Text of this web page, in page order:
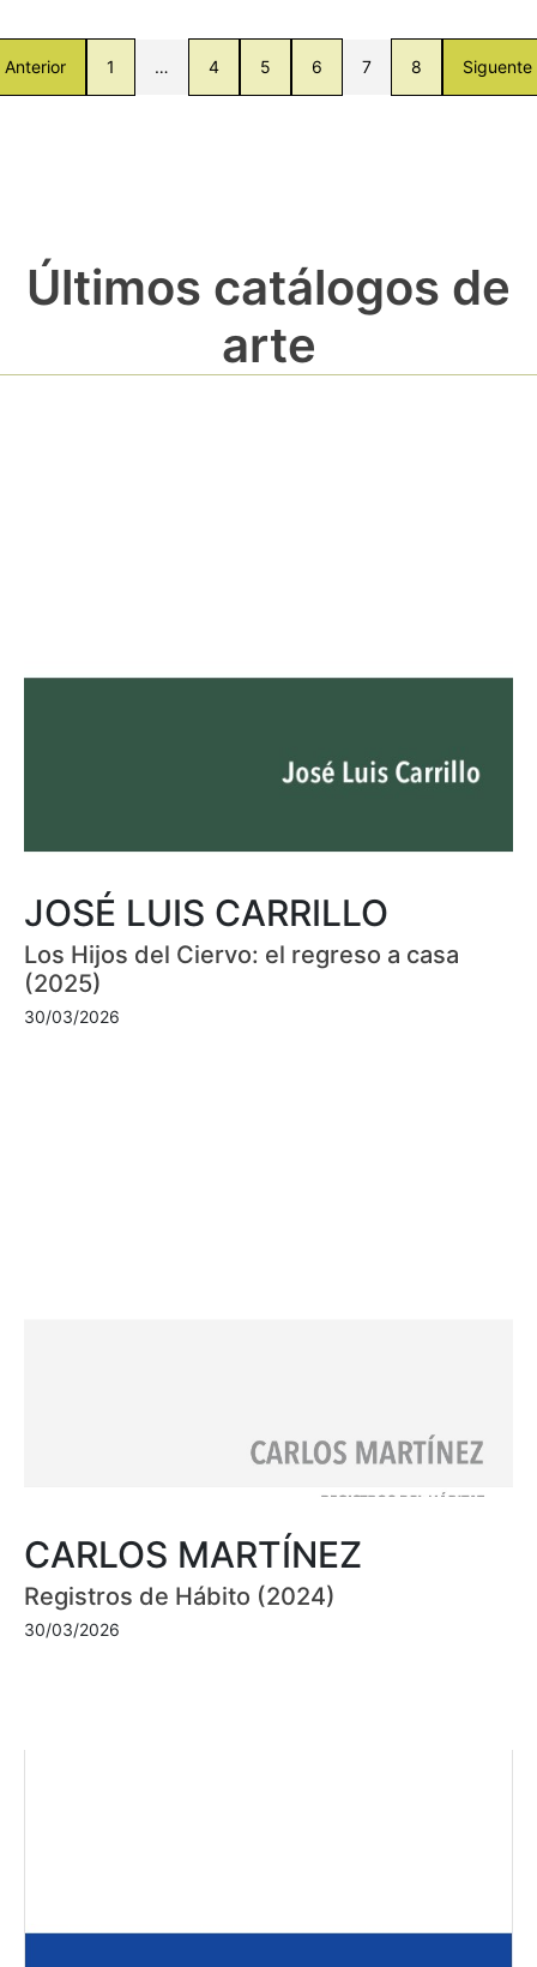
Anterior 1 … 4 5 6 7 8 Siguente
Últimos catálogos de
arte
JOSÉ LUIS CARRILLO
Los Hijos del Ciervo: el regreso a casa
(2025)
30/03/2026
CARLOS MARTÍNEZ
Registros de Hábito (2024)
30/03/2026